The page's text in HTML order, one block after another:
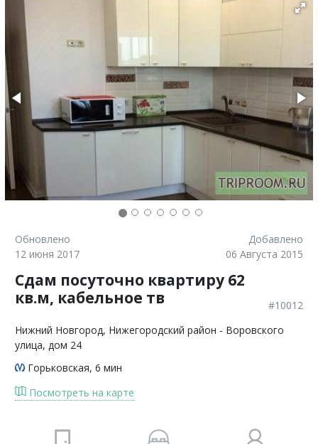
Сравнение
Обновлено
12 июня 2017
Добавлено
06 Августа 2015
Сдам посуточно квартиру 62
кв.м, кабельное тв
#10012
Нижний Новгород, Нижегородский район - Воровского
улица, дом 24
Горьковская, 6 мин
Посмотреть на карте